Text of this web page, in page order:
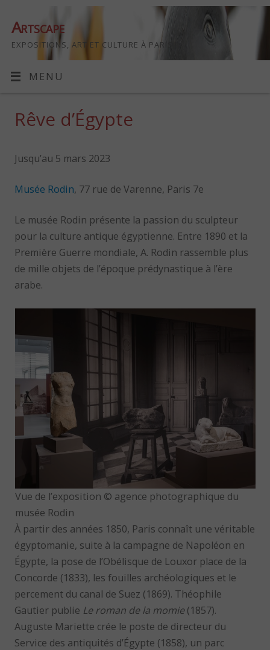
Artscape
EXPOSITIONS, ART ET CULTURE À PARIS
MENU
Rêve d’Égypte
Jusqu’au 5 mars 2023
Musée Rodin, 77 rue de Varenne, Paris 7e
Le musée Rodin présente la passion du sculpteur
pour la culture antique égyptienne. Entre 1890 et la
Première Guerre mondiale, A. Rodin rassemble plus
de mille objets de l’époque prédynastique à l’ère
arabe.
Vue de l’exposition © agence photographique du
musée Rodin
À partir des années 1850, Paris connaît une véritable
égyptomanie, suite à la campagne de Napoléon en
Égypte, la pose de l’Obélisque de Louxor place de la
Concorde (1833), les fouilles archéologiques et le
percement du canal de Suez (1869). Théophile
Gautier publie Le roman de la momie(1857).
Auguste Mariette crée le poste de directeur du
Service des antiquités d’Égypte (1858), un parc